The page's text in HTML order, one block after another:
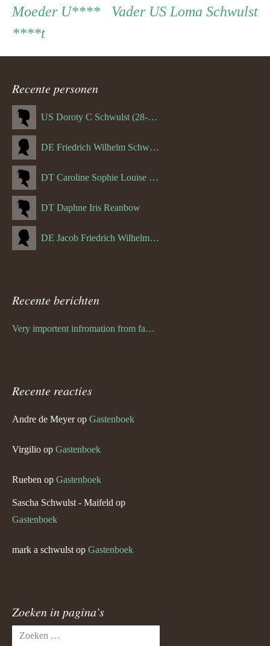
Persoon
ouder
navigatie
Vader Vader
US Loma Schwulst
Moeder Moeder
U****
****t
Recente personen
US Doroty C Schwulst (28-12-1919)
DE Friedrich Wilhelm Schwulst
DT Caroline Sophie Louise Schreuder born Schwulst (13-05-1866)
DT Daphne Iris Reanbow
DE Jacob Friedrich Wilhelm Hurth
Recente berichten
Very importent infromation from family Schwulst
Recente reacties
Andre de Meyerop Gastenboek
Virgilio op Gastenboek
Rueben op Gastenboek
Sascha Schwulst - Maifeld op
Gastenboek
mark a schwulst op Gastenboek
Zoeken in pagina’s
Zoeken